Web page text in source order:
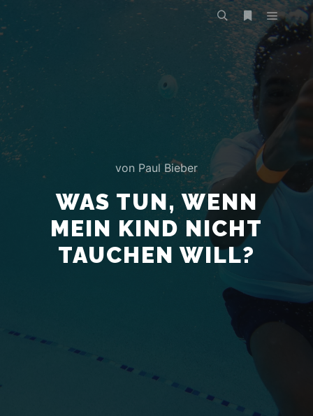
von Paul Bieber
WAS TUN, WENN
MEIN KIND NICHT
TAUCHEN WILL?